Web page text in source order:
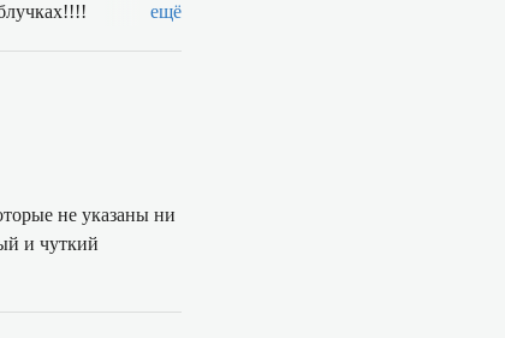
ещё
не указаны ни
и чуткий